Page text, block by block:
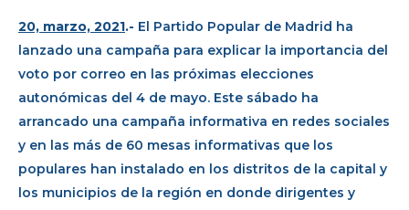
20, marzo, 2021.- El Partido Popular de Madrid ha
lanzado una campaña para explicar la importancia del
voto por correo en las próximas elecciones
autonómicas del 4 de mayo. Este sábado ha
arrancado una campaña informativa en redes sociales
y en las más de 60 mesas informativas que los
populares han instalado en los distritos de la capital y
los municipios de la región en donde dirigentes y